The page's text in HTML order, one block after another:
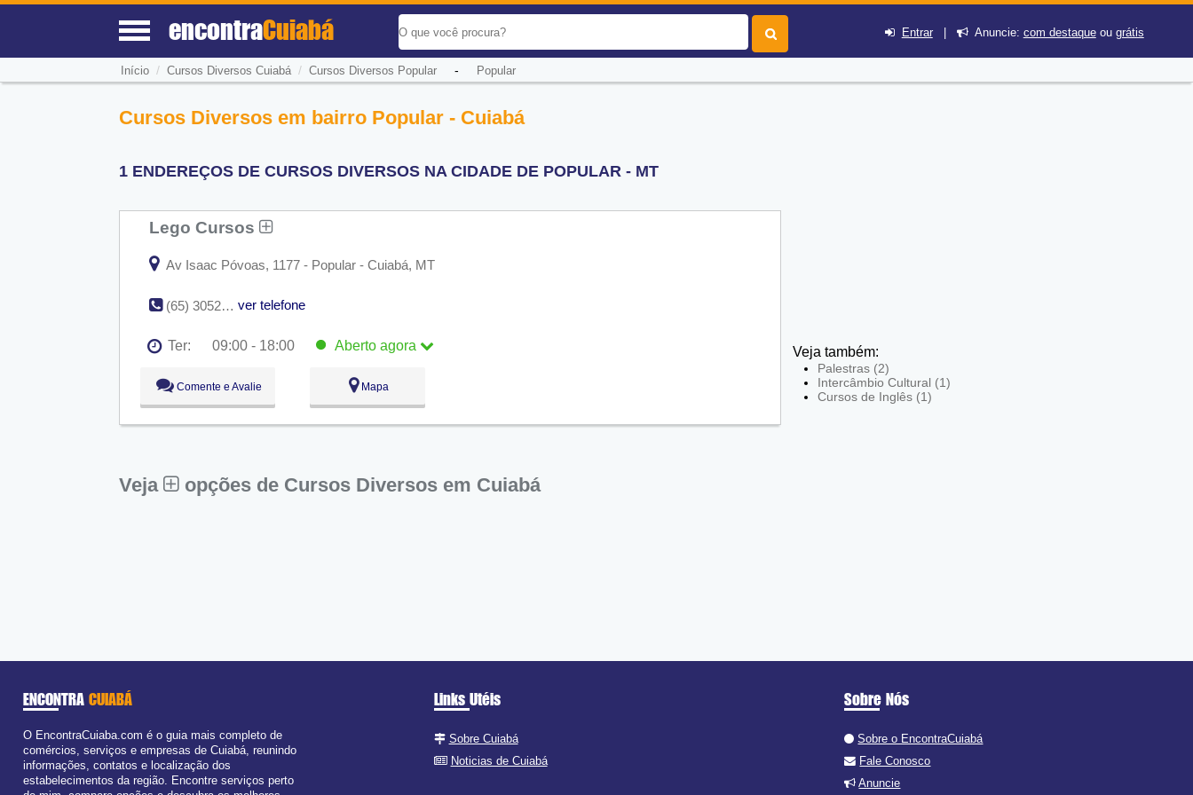
encontraCuiabá Entrar| Anuncie: com destaqueou grátis
Início / Cursos Diversos Cuiabá/ Cursos Diversos Popular- Popular
Cursos Diversos em bairro Popular - Cuiabá
1 ENDEREÇOS DE CURSOS DIVERSOS NA CIDADE DE POPULAR - MT
Lego Cursos
Av Isaac Póvoas, 1177 - Popular - Cuiabá, MT
(65) 3052-8377 ver telefone
Ter: 09:00 - 18:00 Aberto agora
Seg:
Ter:
09:00 - 18:00 Abertoagora
Qua:
09:00 - 18:00
Qui:
09:00 - 18:00
Comente e Avalie Mapa
Veja opções de Cursos Diversos em Cuiabá
Veja também:
Palestras (2)
Intercâmbio Cultural (1)
Cursos de Inglês (1)
ENCONTRA CUIABÁ
O EncontraCuiaba.com é o guia mais completo de
comércios, serviços e empresas de Cuiabá, reunindo
informações, contatos e localização dos
estabelecimentos da região. Encontre serviços perto
Links Utéis
Sobre Cuiabá
Noticias de Cuiabá
Sobre Nós
Sobre o EncontraCuiabá
Fale Conosco
Anuncie